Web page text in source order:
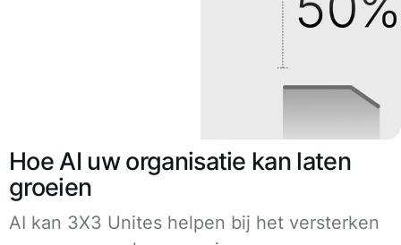
Hoe AI uw organisatie kan laten
groeien
AI kan 3X3 Unites helpen bij het versterken